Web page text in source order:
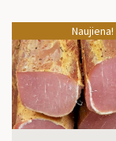
Naujiena!